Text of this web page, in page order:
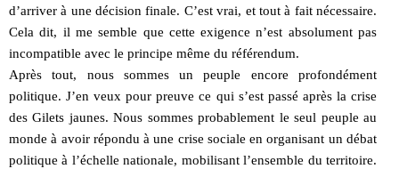
d’arriver à une décision finale. C’est vrai, et tout à fait nécessaire.
Cela dit, il me semble que cette exigence n’est absolument pas
incompatible avec le principe même du référendum.
Après tout, nous sommes un peuple encore profondément
politique. J’en veux pour preuve ce qui s’est passé après la crise
des Gilets jaunes. Nous sommes probablement le seul peuple au
monde à avoir répondu à une crise sociale en organisant un débat
politique à l’échelle nationale, mobilisant l’ensemble du territoire.